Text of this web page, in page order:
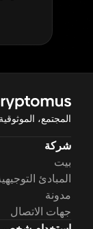
المجتمع،
شركة
بيت
المبادئ
مدونة
جهات الاتصال